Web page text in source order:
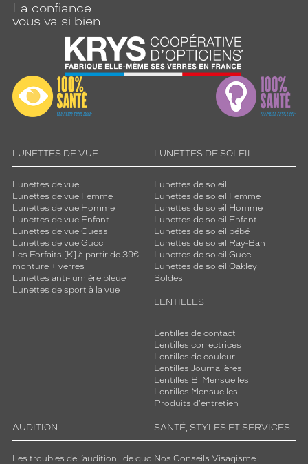
La confiance
vous va si bien
LUNETTES DE VUE
Lunettes de vue
Lunettes de vue Femme
Lunettes de vue Homme
Lunettes de vue Enfant
Lunettes de vue Guess
Lunettes de vue Gucci
Les Forfaits [K] à partir de 39€ -
monture + verres
Lunettes anti-lumière bleue
Lunettes de sport à la vue
LUNETTES DE SOLEIL
Lunettes de soleil
Lunettes de soleil Femme
Lunettes de soleil Homme
Lunettes de soleil Enfant
Lunettes de soleil bébé
Lunettes de soleil Ray-Ban
Lunettes de soleil Gucci
Lunettes de soleil Oakley
Soldes
LENTILLES
Lentilles de contact
Lentilles correctrices
Lentilles de couleur
Lentilles Journalières
Lentilles Bi Mensuelles
Lentilles Mensuelles
Produits d'entretien
AUDITION
Les troubles de l’audition : de quoi
SANTÉ, STYLES ET SERVICES
Nos Conseils Visagisme